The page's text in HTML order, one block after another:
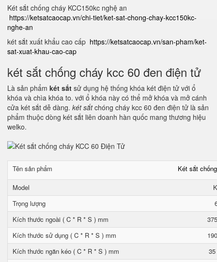
Két sắt chống cháy KCC150kc nghệ an
https://ketsatcaocap.vn/chi-tiet/ket-sat-chong-chay-kcc150kc-
nghe-an
két sắt xuất khẩu cao cấp https://ketsatcaocap.vn/san-pham/ket-
sat-xuat-khau-cao-cap
két sắt chống cháy kcc 60 đen điện tử
Là sản phẩm két sắt sử dụng hệ thống khóa két điện tử với ổ
khóa và chìa khóa to. với ổ khóa này có thể mở khóa và mở cánh
cửa két sắt dễ dàng. két sắtchóng cháy kcc 60 đen điện tử là sản
phẩm thuộc dòng két sắt liên doanh hàn quốc mang thương hiệu
welko.
Tên sản phẩm Két sắt
Model
Trọng lượng
Kích thước ngoài ( C * R * S ) mm
Kích thước sử dụng ( C * R * S ) mm
Kích thước ngăn kéo ( C * R * S ) mm